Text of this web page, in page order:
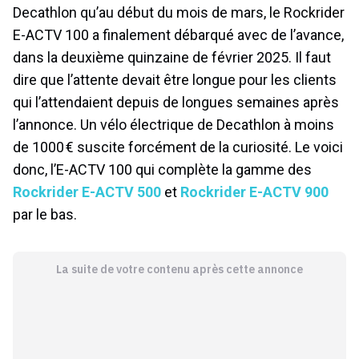
E-ACTV 100 a finalement débarqué avec de l’avance,
dans la deuxième quinzaine de février 2025. Il faut
dire que l’attente devait être longue pour les clients
qui l’attendaient depuis de longues semaines après
l’annonce. Un vélo électrique de Decathlon à moins
de 1000 € suscite forcément de la curiosité. Le voici
donc, l’E-ACTV 100 qui complète la gamme des
Rockrider E-ACTV 500
Rockrider E-ACTV 900
par le bas.